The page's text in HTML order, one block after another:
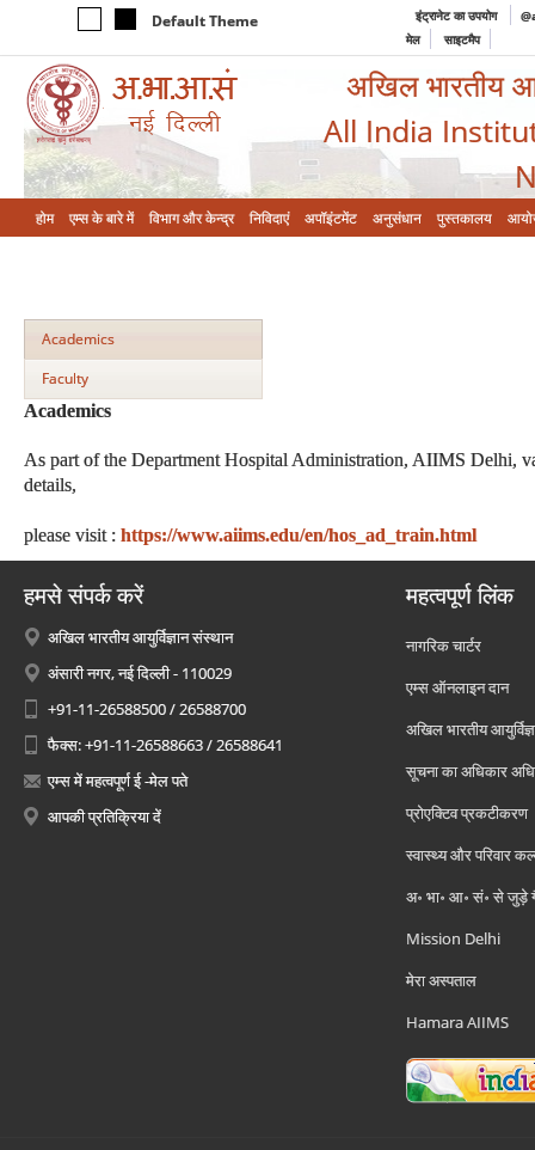
Default Theme इंट्रानेट का उपयोग
मेल
साइटमैप
अखिल भारतीय
All India
होम एम्‍स के बारे में विभाग और केन्‍द्र निविदाएं अपॉइंटमेंट अनुसंधान पुस्तकालय
Academics
Faculty
Academics
As part of the Department Hospital Administration, AIIMS Delhi,
details,
please visit : https://www.aiims.edu/en/hos_ad_train.html
हमसे संपर्क करें
अखिल भारतीय आयुर्विज्ञान संस्थान
अंसारी नगर, नई दिल्ली - 110029
+91-11-26588500 / 26588700
फैक्स: +91-11-26588663 / 26588641
एम्स में महत्वपूर्ण ई -मेल पते
आपकी प्रतिक्रिया दें
महत्वपूर्ण लिंक
नागरिक चार्टर
एम्स ऑनलाइन दान
अखिल भारतीय
सूचना का अधिकार
प्रोएक्टिव प्रकटीकरण
स्वास्थ्य और परिवार
अ॰ भा॰ आ॰ सं॰ से जुड़े
Mission Delhi
मेरा अस्पताल
Hamara AIIMS